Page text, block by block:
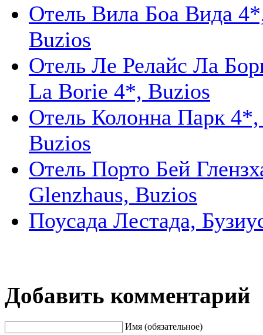
Отель Вила Боа Вида
Buzios
Отель Ле Релайс Ла
La Borie 4*, Buzios
Отель Колонна Парк
Buzios
Отель Порто Бей
Glenzhaus, Buzios
Поусада Лестада,
Добавить комментарий
Имя (обязательное)